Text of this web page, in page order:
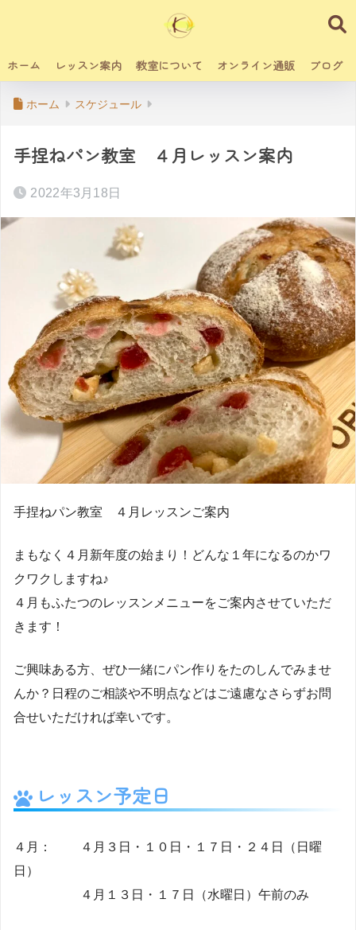
ホーム レッスン案内 教室について オンライン通販 ブログ
ホーム スケジュール
手捏ねパン教室 ４月レッスン案内
2022年3月18日
手捏ねパン教室 ４月レッスンご案内
まもなく４月新年度の始まり！どんな１年になるのかワ
クワクしますね♪
４月もふたつのレッスンメニューをご案内させていただ
きます！
ご興味ある方、ぜひ一緒にパン作りをたのしんでみませ
んか？日程のご相談や不明点などはご遠慮なさらずお問
合せいただければ幸いです。
レッスン予定日
４月： ４月３日・１０日・１７日・２４日（日曜
日）
４月１３日・１７日（水曜日）午前のみ